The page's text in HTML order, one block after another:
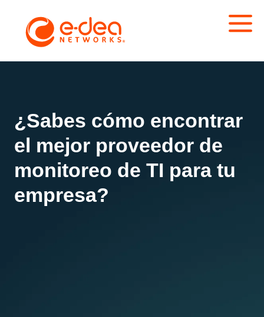
¿Sabes cómo encontrar
el mejor proveedor de
monitoreo de TI para tu
empresa?